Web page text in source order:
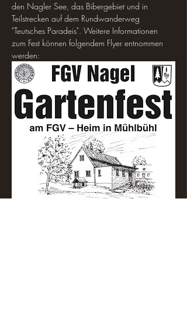
den Nagler See, das Bibergebiet und in
Teilstrecken auf dem Rundwanderweg
"Teutsches Paradeis". Weitere Informationen
zum Fest können folgendem Flyer entnommen
werden: